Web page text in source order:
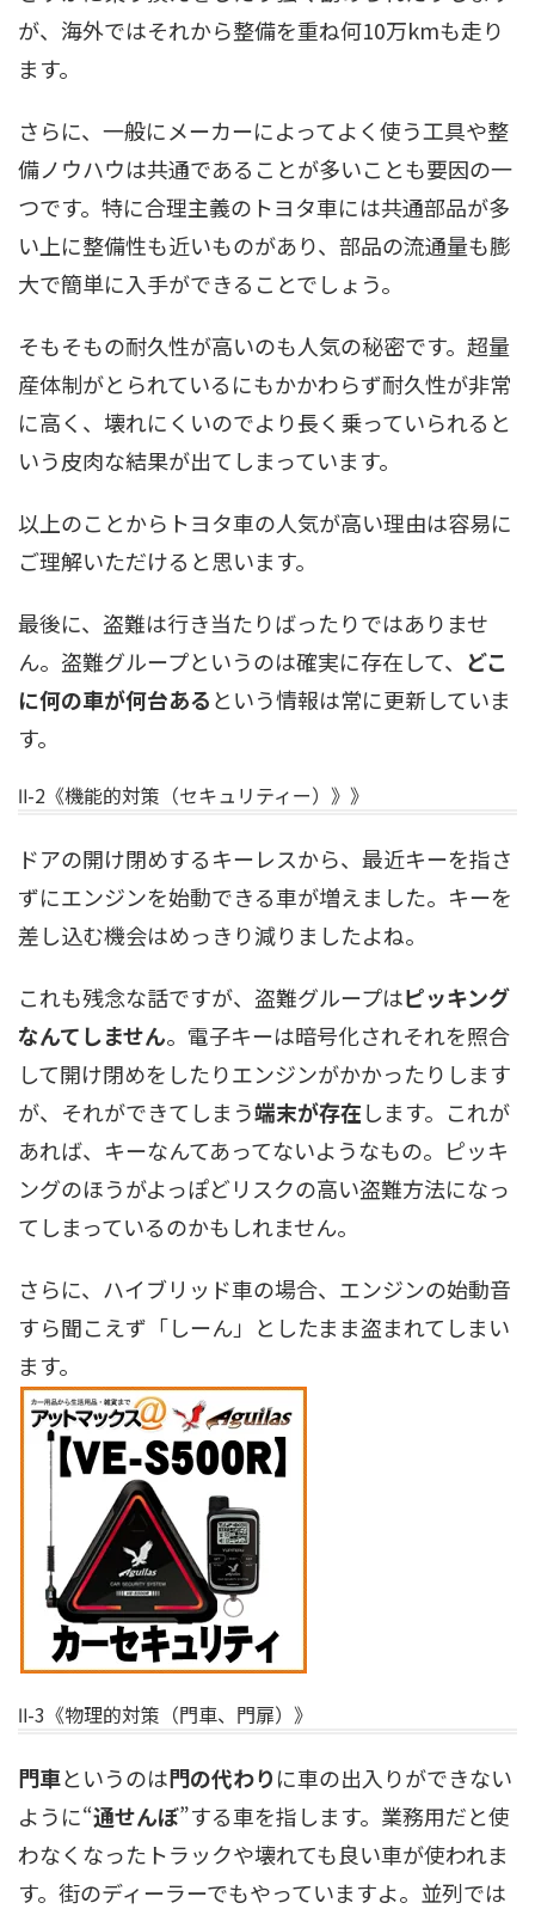
が、海外ではそれから整備を重ね何10万kmも走り
ます。
さらに、一般にメーカーによってよく使う工具や整
備ノウハウは共通であることが多いことも要因の一
つです。特に合理主義のトヨタ車には共通部品が多
い上に整備性も近いものがあり、部品の流通量も膨
大で簡単に入手ができることでしょう。
そもそもの耐久性が高いのも人気の秘密です。超量
産体制がとられているにもかかわらず耐久性が非常
に高く、壊れにくいのでより長く乗っていられると
いう皮肉な結果が出てしまっています。
以上のことからトヨタ車の人気が高い理由は容易に
ご理解いただけると思います。
最後に、盗難は行き当たりばったりではありませ
ん。盗難グループというのは確実に存在して、 どこ
に何の車が何台あるという情報は常に更新していま
す。
Ⅱ-2《機能的対策（セキュリティー）》》
ドアの開け閉めするキーレスから、最近キーを指さ
ずにエンジンを始動できる車が増えました。キーを
差し込む機会はめっきり減りましたよね。
これも残念な話ですが、盗難グループはピッキング
なんてしません。電子キーは暗号化されそれを照合
して開け閉めをしたりエンジンがかかったりします
が、それができてしまう端末が存在します。これが
あれば、キーなんてあってないようなもの。ピッキ
ングのほうがよっぽどリスクの高い盗難方法になっ
てしまっているのかもしれません。
さらに、ハイブリッド車の場合、エンジンの始動音
すら聞こえず「しーん」としたまま盗まれてしまい
ます。
Ⅱ-3《物理的対策（門車、門扉）》
門車というのは門の代わりに車の出入りができない
ように“通せんぼ”する車を指します。業務用だと使
わなくなったトラックや壊れても良い車が使われま
す。街のディーラーでもやっていますよ。並列では